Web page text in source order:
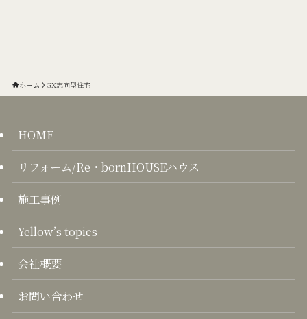
ホーム GX志向型住宅
HOME
リフォーム/Re・bornHOUSEハウス
施工事例
Yellow’s topics
会社概要
お問い合わせ